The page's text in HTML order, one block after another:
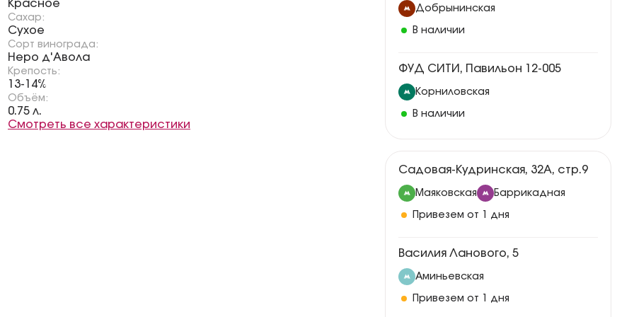
Красное
Сахар:
Сухое
Сорт винограда:
Неро д'Авола
Крепость:
13-14%
Объём:
0.75 л.
Смотреть все характеристики
Добрынинская
В наличии
ФУД СИТИ, Павильон 12-005
Корниловская
В наличии
Садовая-Кудринская, 32А, стр.9
Маяковская Баррикадная
Привезем от 1 дня
Василия Ланового, 5
Аминьевская
Привезем от 1 дня